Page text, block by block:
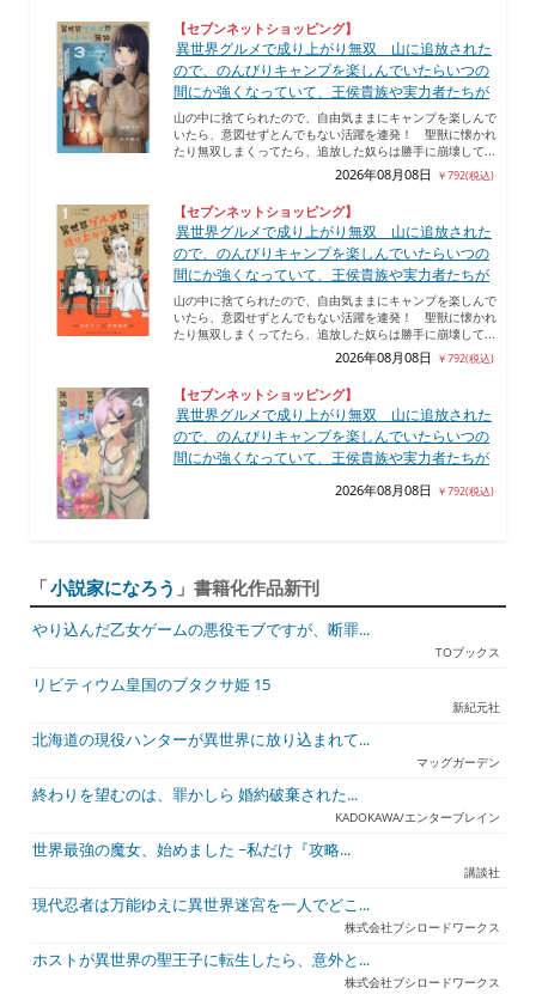
【セブンネットショッピング】
異世界グルメで成り上がり無双 山に追放された
ので、のんびりキャンプを楽しんでいたらいつの
間にか強くなっていて、王侯貴族や実力者たちが
山の中に捨てられたので、自由気ままにキャンプを楽しんで
いたら、意図せずとんでもない活躍を連発！ 聖獣に懐かれ
たり無双しまくってたら、追放した奴らは勝手に崩壊して...
2026年08月08日 ￥792(税込)
【セブンネットショッピング】
異世界グルメで成り上がり無双 山に追放された
ので、のんびりキャンプを楽しんでいたらいつの
間にか強くなっていて、王侯貴族や実力者たちが
山の中に捨てられたので、自由気ままにキャンプを楽しんで
いたら、意図せずとんでもない活躍を連発！ 聖獣に懐かれ
たり無双しまくってたら、追放した奴らは勝手に崩壊して...
2026年08月08日 ￥792(税込)
【セブンネットショッピング】
異世界グルメで成り上がり無双 山に追放された
ので、のんびりキャンプを楽しんでいたらいつの
間にか強くなっていて、王侯貴族や実力者たちが
2026年08月08日 ￥792(税込)
「小説家になろう 」書籍化作品新刊
やり込んだ乙女ゲームの悪役モブですが、断罪...
TOブックス
リビティウム皇国のブタクサ姫 15
新紀元社
北海道の現役ハンターが異世界に放り込まれて...
マッグガーデン
終わりを望むのは、罪かしら 婚約破棄された...
KADOKAWA/エンターブレイン
世界最強の魔女、始めました ~私だけ『攻略...
講談社
現代忍者は万能ゆえに異世界迷宮を一人でどこ...
株式会社ブシロードワークス
ホストが異世界の聖王子に転生したら、意外と...
株式会社ブシロードワークス